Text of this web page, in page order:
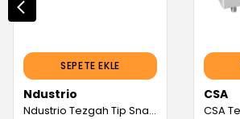
SEPETE EKLE
Ndustrio
Ndustrio Tezgah Tip Snack Buzdolabı, Üst Tablasız, 3 Kapılı (Servis Garantili)
CSA